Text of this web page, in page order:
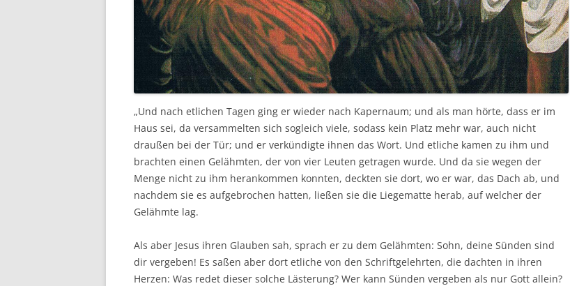
„Und nach etlichen Tagen ging er wieder nach Kapernaum; und als man hörte, dass er im
Haus sei, da versammelten sich sogleich viele, sodass kein Platz mehr war, auch nicht
draußen bei der Tür; und er verkündigte ihnen das Wort. Und etliche kamen zu ihm und
brachten einen Gelähmten, der von vier Leuten getragen wurde. Und da sie wegen der
Menge nicht zu ihm herankommen konnten, deckten sie dort, wo er war, das Dach ab, und
nachdem sie es aufgebrochen hatten, ließen sie die Liegematte herab, auf welcher der
Gelähmte lag.
Als aber Jesus ihren Glauben sah, sprach er zu dem Gelähmten: Sohn, deine Sünden sind
dir vergeben! Es saßen aber dort etliche von den Schriftgelehrten, die dachten in ihren
Herzen: Was redet dieser solche Lästerung? Wer kann Sünden vergeben als nur Gott allein?